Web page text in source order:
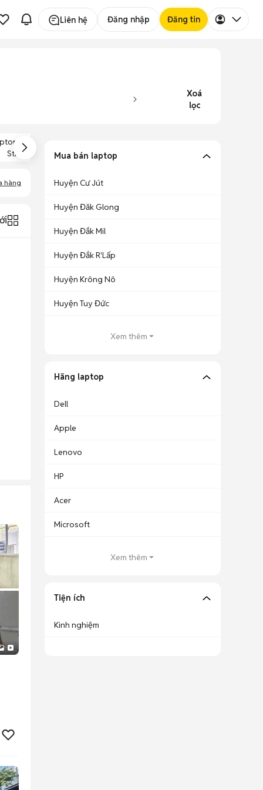
Liên hệ Đăng nhập Đăng tin
Xoá
lọc
Asus ROG
Strix Scar
I3
I7
hàng
Mua bán laptop
Huyện Cư Jút
Huyện Đăk Glong
Huyện Đắk Mil
Huyện Đắk R'Lấp
Huyện Krông Nô
Huyện Tuy Đức
Xem thêm
Hãng laptop
Dell
Apple
Lenovo
HP
Acer
Microsoft
Xem thêm
Tiện ích
Kinh nghiệm